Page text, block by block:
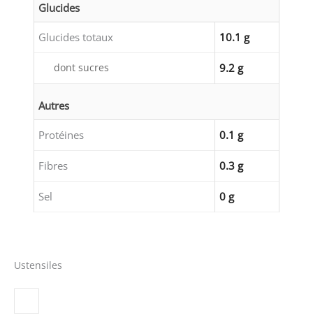
Glucides
Glucides totaux 10.1 g
dont sucres 9.2 g
Autres
Protéines 0.1 g
Fibres 0.3 g
Sel 0 g
Ustensiles